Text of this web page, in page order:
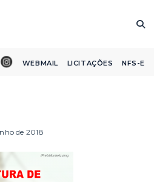
WEBMAIL LICITAÇÕES NFS-E
de 2018